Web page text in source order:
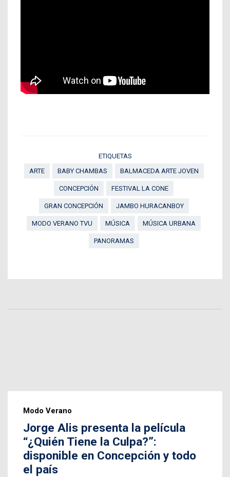
ETIQUETAS
ARTE
BABY CHAMBAS BALMACEDA ARTE JOVEN
CONCEPCIÓN FESTIVAL LA CONE
GRAN CONCEPCIÓN JAMBO HURACANBOY
MODO VERANO TVU MÚSICA MÚSICA URBANA
PANORAMAS
Modo Verano
Jorge Alis presenta la película
“¿Quién Tiene la Culpa?”:
disponible en Concepción y todo
el país